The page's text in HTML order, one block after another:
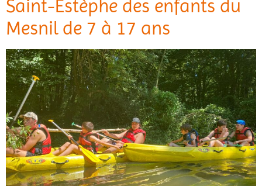
Saint-Estèphe des enfants du
Mesnil de 7 à 17 ans